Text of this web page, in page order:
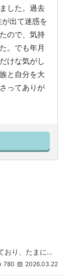
した。過去
出て迷惑を
ので、気持
。でも年月
けな気がし
と自分を大
ってありが
既婚者で、子持ちの方と10年お付き合いしており、たまにドタキャンをされるのですが、 私の誕生日にデートの約束を前からして
780 2026.03.22